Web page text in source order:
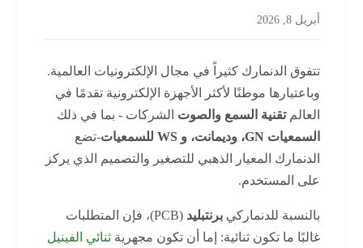
أبريل 8, 2026
تتفوق الدنمارك كثيراً في مجال الإلكترونيات العالمية.
وباعتبارها موطنًا لأكثر الأجهزة الإلكترونية تقدمًا في
العالمتقنية السمع والصوتالشركات - بما في ذلك
السمعيات GN، وديمانت، و WS للسمعيات
-تضع
الدنمارك المعيار الذهبي للتصغير والتصميم الذي يركز
على المستخدم.
بالنسبة للدنماركي برنتبليد
(PCB)، فإن المتطلبات
غالبًا ما تكون ثنائية: إما أن تكون مجهريةثنائي الفينيل